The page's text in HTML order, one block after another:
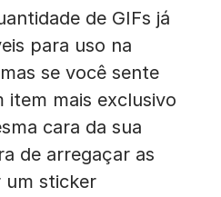
de GIFs já
para uso na
se você sente
item mais exclusivo
cara da sua
de arregaçar as
um sticker